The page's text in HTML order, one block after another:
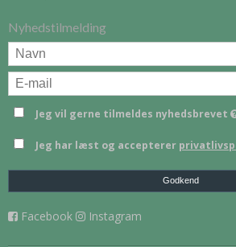
Nyhedstilmelding
Jeg vil gerne tilmeldes nyhedsbrevet
Jeg har læst og accepterer
Godkend
Facebook Instagram